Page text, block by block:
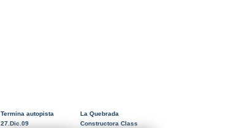
Termina autopista
27.Dic.09
La Quebrada
Constructora Class